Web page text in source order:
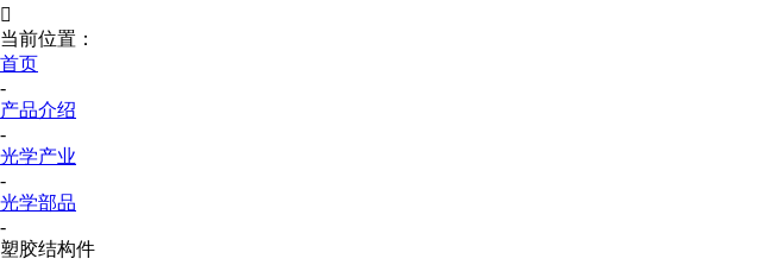

当前位置：
首页
-
产品介绍
-
光学产业
-
光学部品
-
塑胶结构件